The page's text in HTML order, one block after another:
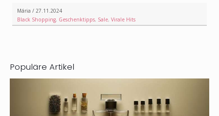
Mária / 27.11.2024
Black Shopping, Geschenktipps, Sale, Virale Hits
Populäre Artikel